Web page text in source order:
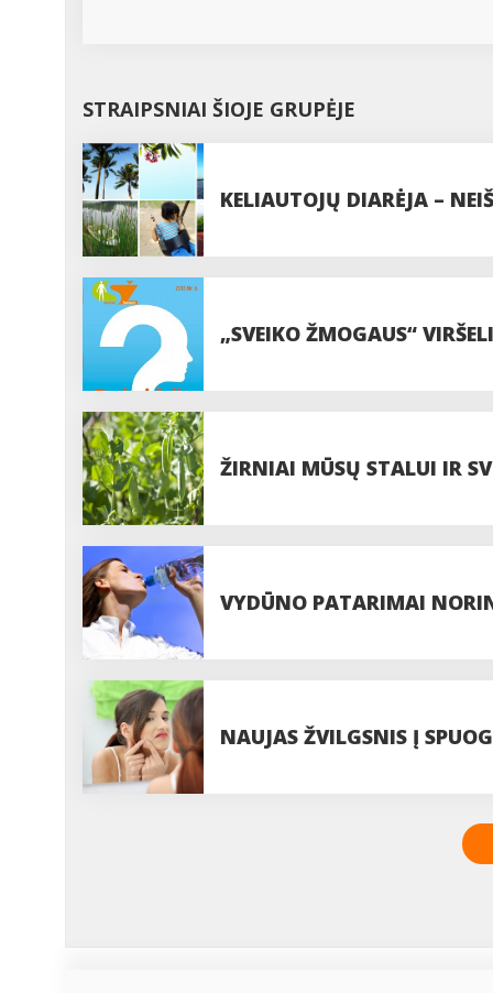
STRAIPSNIAI ŠIOJE GRUPĖJE
KELIAUTOJŲ DIARĖJA –
„SVEIKO ŽMOGAUS“
ŽIRNIAI MŪSŲ STALUI IR
VYDŪNO PATARIMAI
NAUJAS ŽVILGSNIS Į